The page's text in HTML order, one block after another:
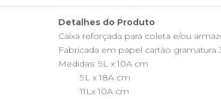
Detalhes do Produto
Caixa reforçada para coleta e/ou
Fabricada em papel cartão gramatura
Medidas: 9L x 10A cm
9L x 18A cm
11Lx 10A cm